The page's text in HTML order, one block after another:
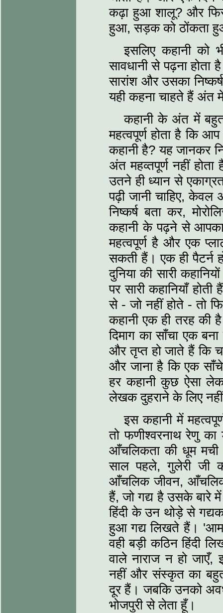
कढ़ा हुआ शालू? और फिर
हुआ, सड़क को ठोंकता
इसलिए कहानी को
सावधानी से पढ़ना
सारांश और उसका
यही कहना चाहते हैं अंत
कहानी के अंत में
महत्‍वपूर्ण होता है कि
कहानी है? यह जानकर
अंत महव्‍तपूर्ण नहीं
उतने ही ध्‍यान से
पढ़ी जानी चाहिए, केवल
निष्‍कर्ष बता कर,
कहानी के पढ़ने से
महत्‍वपूर्ण है और एक
सकती हैं। एक ही पैटर्न
दुनिया की सारी
पर सारी कहानियाँ
से - जो नहीं होते - तो
कहानी एक ही तरह की
दिमाग का साँचा एक
और तृप्‍त हो जाते हैं कि
और जाना है कि एक
हर कहानी कुछ ऐसा
लेखक दुहराने के लिए
इस कहानी में
तो फणीश्‍वरनाथ रेणु
आँचलिकता की धूम
साल पहले, गुलेरी जी
आँचलिक जीवन,
हैं, जो गद्य है उसके बारे
हिंदी के उन थोड़े से
हुआ गद्य लिखते हैं।
वही बड़ी कठिन हिंदी
वाले नाराज न हो जाएँ,
नहीं और संस्‍कृत का
दूर हैं। जबकि उनको
भोजपुरी से लेता हूँ।